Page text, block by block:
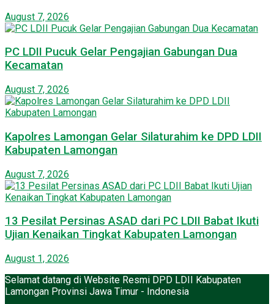
August 7, 2026
PC LDII Pucuk Gelar Pengajian Gabungan Dua
Kecamatan
August 7, 2026
Kapolres Lamongan Gelar Silaturahim ke DPD LDII
Kabupaten Lamongan
August 7, 2026
13 Pesilat Persinas ASAD dari PC LDII Babat Ikuti
Ujian Kenaikan Tingkat Kabupaten Lamongan
August 1, 2026
Selamat datang di Website Resmi DPD LDII Kabupaten
Lamongan Provinsi Jawa Timur - Indonesia